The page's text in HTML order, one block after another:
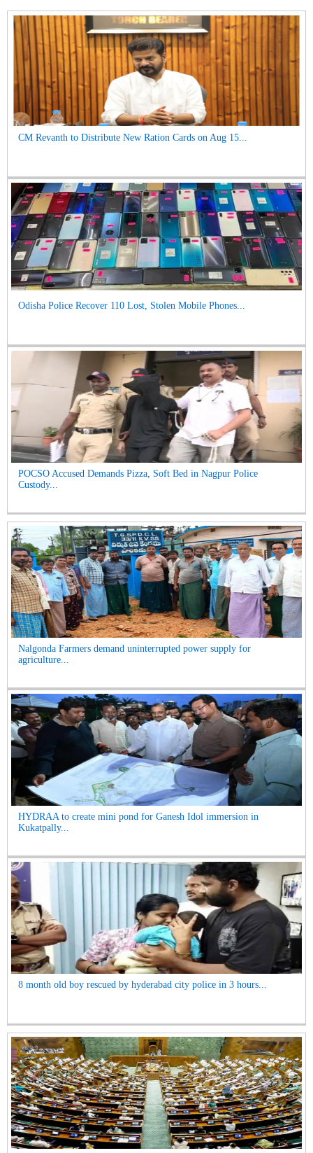
CM Revanth to Distribute New Ration Cards on Aug 15...
Odisha Police Recover 110 Lost, Stolen Mobile Phones...
POCSO Accused Demands Pizza, Soft Bed in Nagpur Police
Custody...
Nalgonda Farmers demand uninterrupted power supply for
agriculture...
HYDRAA to create mini pond for Ganesh Idol immersion in
Kukatpally...
8 month old boy rescued by hyderabad city police in 3 hours...